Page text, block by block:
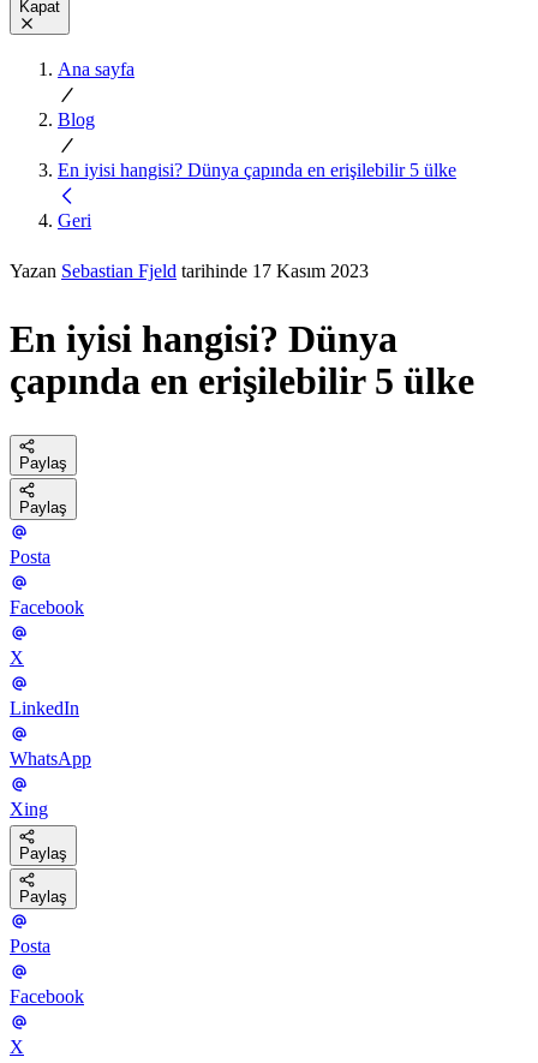
Kapat
Ana sayfa
Blog
En iyisi hangisi? Dünya çapında en erişilebilir 5 ülke
Geri
Yazan Sebastian Fjeld tarihinde 17 Kasım 2023
En iyisi hangisi? Dünya
çapında en erişilebilir 5 ülke
Paylaş
Paylaş
Posta
Facebook
X
LinkedIn
WhatsApp
Xing
Paylaş
Paylaş
Posta
Facebook
X